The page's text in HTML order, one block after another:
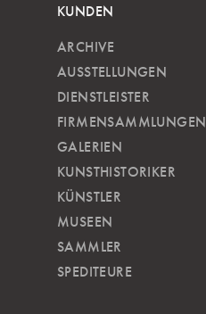
KUNDEN
ARCHIVE
AUSSTELLUNGEN
DIENSTLEISTER
FIRMENSAMMLUNGEN
GALERIEN
KUNSTHISTORIKER
KÜNSTLER
MUSEEN
SAMMLER
SPEDITEURE